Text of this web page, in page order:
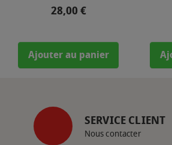
Prix
28,00 €
Ajouter au panier
SERVICE CLIENT
Nous contacter